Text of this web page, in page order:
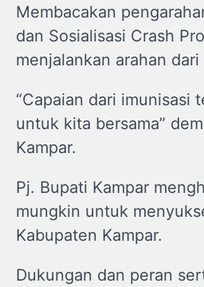
Membacakan
dan Sosialisasi Crash
menjalankan arahan
“Capaian dari
untuk kita bersama”
Kampar.
Pj. Bupati Kampar
mungkin untuk
Kabupaten Kampar.
Dukungan dan peran